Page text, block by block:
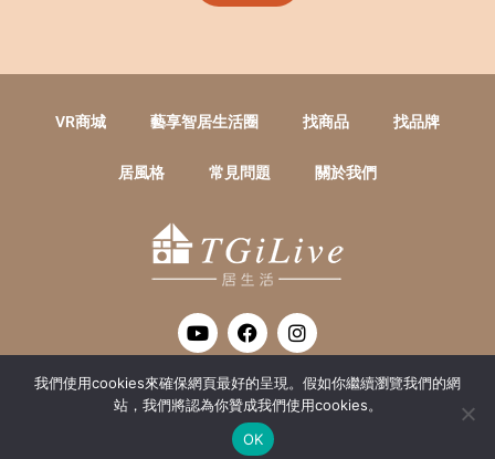
VR商城 藝享智居生活圈 找商品 找品牌
居風格 常見問題 關於我們
Y
o
u
t
u
b
F
a
c
e
b
o
o
I
n
s
a
g
THANK GOD ITS LIVE
居生活數位整合有限公司 統編 : 52415016
Copyright TGiLive @ 2020 all Rights Reserved
我們使用cookies來確保網頁最好的呈現。假如你繼續瀏覽我們的網
站，我們將認為你贊成我們使用cookies。
OK